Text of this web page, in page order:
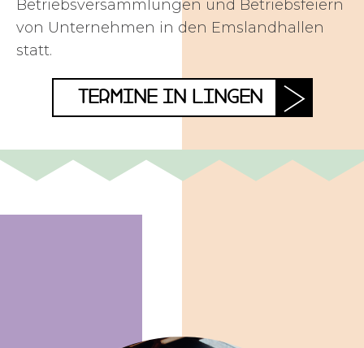
Betriebsversammlungen und Betriebsfeiern
von Unternehmen in den Emslandhallen
statt.
TERMINE IN LINGEN